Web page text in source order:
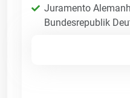
Juramento
Bundesrepublik